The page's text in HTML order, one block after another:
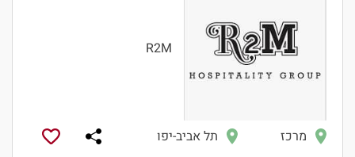
R2M
מרכז תל אביב-יפו